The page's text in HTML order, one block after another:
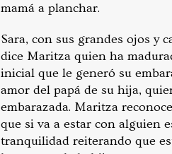
mamá a planchar.
Sara, con sus grandes ojos y
dice Maritza quien ha
inicial que le generó su
amor del papá de su hija,
embarazada. Maritza
que si va a estar con alguien
tranquilidad reiterando que